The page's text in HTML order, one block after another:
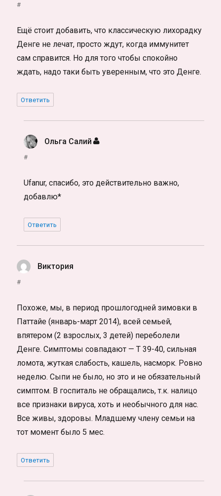
#
Ещё стоит добавить, что классическую лихорадку
Денге не лечат, просто ждут, когда иммунитет
сам справится. Но для того чтобы спокойно
ждать, надо таки быть уверенным, что это Денге.
Ответить
Ольга Салий :
#
Ufanur, спасибо, это действительно важно,
добавлю*
Ответить
Виктория
#
Похоже, мы, в период прошлогодней зимовки в
Паттайе (январь-март 2014), всей семьей,
впятером (2 взрослых, 3 детей) переболели
Денге. Симптомы совпадают — Т 39-40, сильная
ломота, жуткая слабость, кашель, насморк. Ровно
неделю. Сыпи не было, но это и не обязательный
симптом. В госпиталь не обращались, т.к. налицо
все признаки вируса, хоть и необычного для нас.
Все живы, здоровы. Младшему члену семьи на
тот момент было 5 мес.
Ответить